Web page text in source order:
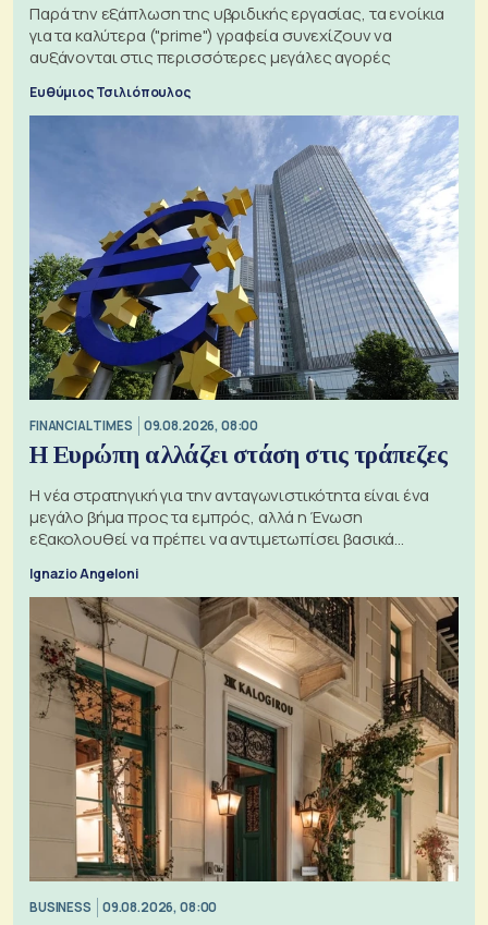
Παρά την εξάπλωση της υβριδικής εργασίας, τα ενοίκια
για τα καλύτερα ("prime") γραφεία συνεχίζουν να
αυξάνονται στις περισσότερες μεγάλες αγορές
Ευθύμιος Τσιλιόπουλος
FINANCIAL TIMES 09.08.2026, 08:00
Η Ευρώπη αλλάζει στάση στις τράπεζες
Η νέα στρατηγική για την ανταγωνιστικότητα είναι ένα
μεγάλο βήμα προς τα εμπρός, αλλά η Ένωση
εξακολουθεί να πρέπει να αντιμετωπίσει βασικά
Ignazio Angeloni
BUSINESS 09.08.2026, 08:00